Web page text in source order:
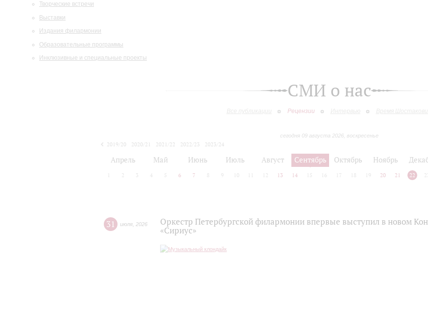
Творческие встречи
Выставки
Издания филармонии
Образовательные программы
Инклюзивные и специальные проекты
СМИ о нас
Все публикации Рецензии Интервью Время
сегодня 09 августа 2026, воскресенье
2019/20 2020/21 2021/22 2022/23
2023/24
Апрель Май Июнь Июль Август Сентябрь Октябрь Ноябрь
2 3 4 5 6 7 8 9 10 12 13 14 15 16 17 18 19 20 21 22
31 июля 2026
Оркестр Петербургской филармонии впервые выступил в новом
«Сириус»